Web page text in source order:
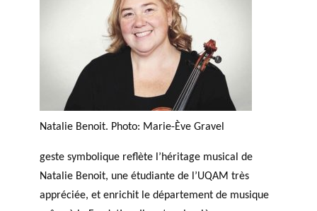
Natalie Benoit. Photo: Marie-Ève Gravel
geste symbolique reflète l’héritage musical de
Natalie Benoit, une étudiante de l’UQAM très
appréciée, et enrichit le département de musique